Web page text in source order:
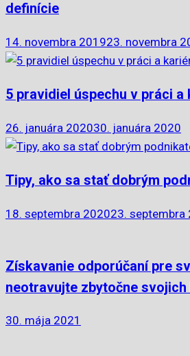
definície
14. novembra 201923. novembra
5 pravidiel úspechu v práci a
26. januára 202030. januára 2020
Tipy, ako sa stať dobrým
18. septembra 202023. septembra
Získavanie odporúčaní pre
neotravujte zbytočne
30. mája 2021